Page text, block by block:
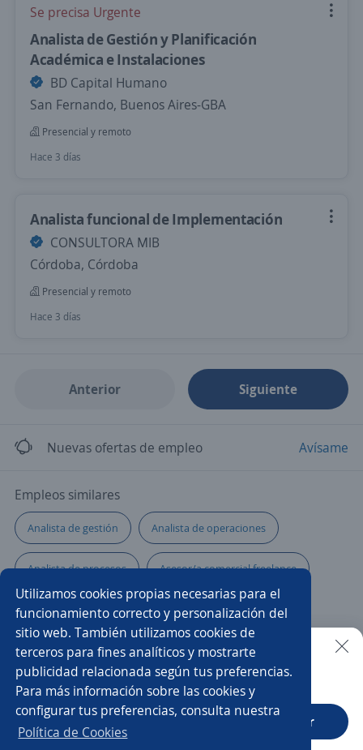
Utilizamos cookies propias necesarias para el
funcionamiento correcto y personalización del
sitio web. También utilizamos cookies de
terceros para fines analíticos y mostrarte
publicidad relacionada según tus preferencias.
Para más información sobre las cookies y
configurar tus preferencias, consulta nuestra
Política de Cookies
Se precisa Urgente
Analista de Gestión y Planificación
Académica e Instalaciones
BD Capital Humano
San Fernando, Buenos Aires-GBA
Presencial y remoto
Hace 3 días
Analista funcional de Implementación
CONSULTORA MIB
Córdoba, Córdoba
Presencial y remoto
Hace 3 días
Anterior Siguiente
Nuevas ofertas de empleo Avísame
Empleos similares
Analista de gestión Analista de operaciones
Analista de procesos Asesor/a comercial freelance
Analista de compras Asesor/a de ventas
Analista comercial Asesor/a Analista
Analista de cobranzas Especialista de crédito y cobranza
Analista de recursos humanos
Buscar es más fácil en la app
CT App Abrir